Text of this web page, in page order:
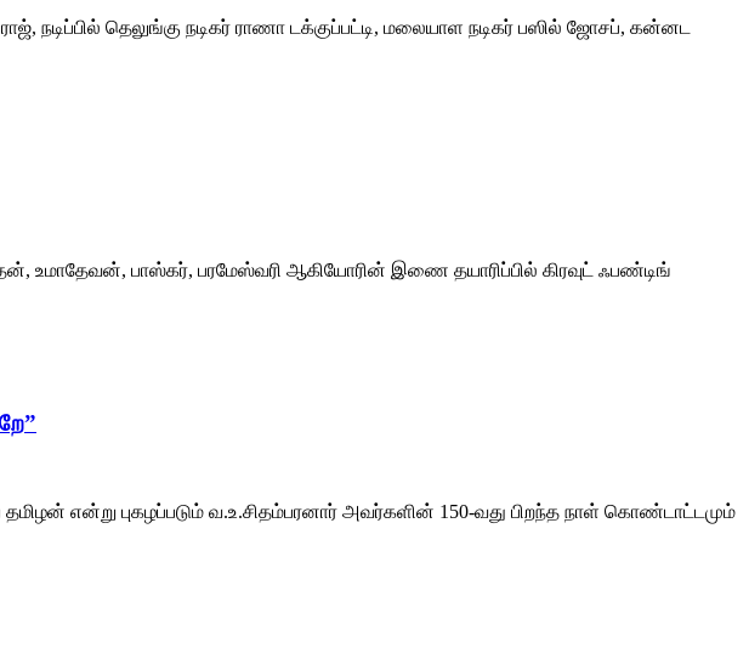
நடிப்பில் தெலுங்கு நடிகர் ராணா டக்குப்பட்டி, மலையாள நடிகர் பஸில் ஜோசப், கன்னட
உமாதேவன், பாஸ்கர், பரமேஸ்வரி ஆகியோரின் இணை தயாரிப்பில் கிரவுட் ஃபண்டிங்
என்று புகழப்படும் வ.உ.சிதம்பரனார் அவர்களின் 150-வது பிறந்த நாள் கொண்டாட்டமும்